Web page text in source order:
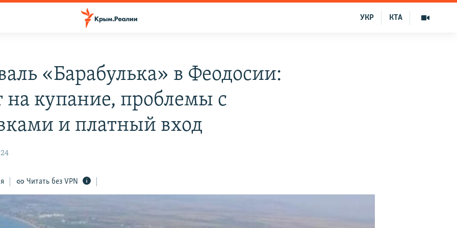
КТА
УКР
«Барабулька» в Феодосии:
на купание, проблемы с
и платный вход
Читать без VPN